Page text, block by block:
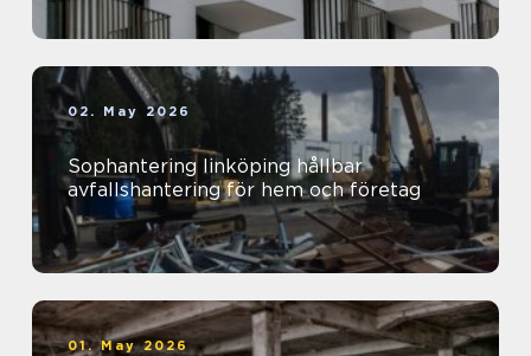
02. May 2026
Sophantering linköping hållbar
avfallshantering för hem och företag
01. May 2026